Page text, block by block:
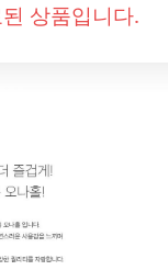
상품입니다.